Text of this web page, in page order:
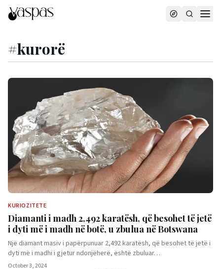
#kurorë
KURIOZITETE
Diamanti i madh 2,492 karatësh, që besohet të jetë
i dyti më i madh në botë, u zbulua në Botswana
Një diamant masiv i papërpunuar 2,492 karatësh, që besohet të jetë i
dyti më i madhi i gjetur ndonjëherë, është zbuluar…
October 3, 2024